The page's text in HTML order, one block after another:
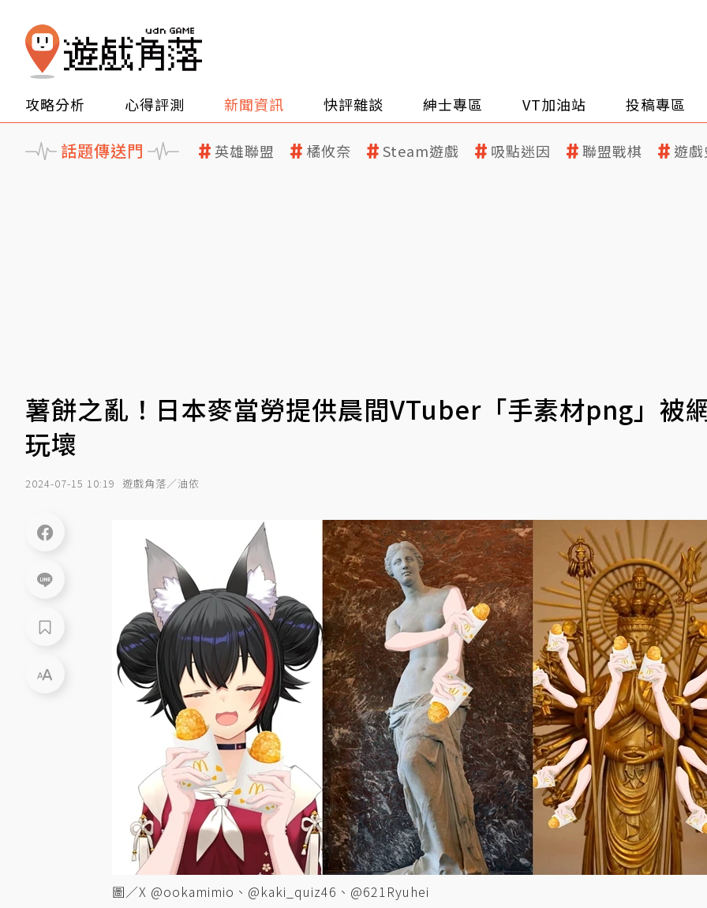
攻略分析 心得評測 新聞資訊 快評雜談 紳士專區 VT加油站 投稿專區
話題傳送門 英雄聯盟 橘攸奈 Steam遊戲 吸點迷因 聯盟戰棋 遊
薯餅之亂！日本麥當勞提供晨間VTuber「手素材png」被
玩壞
2024-07-15 10:19 遊戲角落／油依
圖／X @ookamimio、@kaki_quiz46、@621Ryuhei